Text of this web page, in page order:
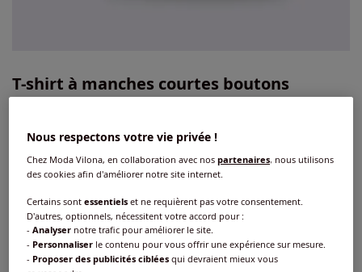
T-shirt à manches courtes boutons
Réf : 250.124.098 4.7 /
Choisir une couleur :
Nous respectons votre vie privée !
Chez Moda Vilona, en collaboration avec nospartenaires, nous utilisons
des cookies afin d'améliorer notre site internet.
Certains sontessentiels et ne requièrent pas votre consentement.
D'autres, optionnels, nécessitent votre accord pour :
-Analyser notre trafic pour améliorer le site.
- Personnaliser le contenu pour vous offrir une expérience sur mesure.
- Proposer des publicités ciblées qui devraient mieux vous